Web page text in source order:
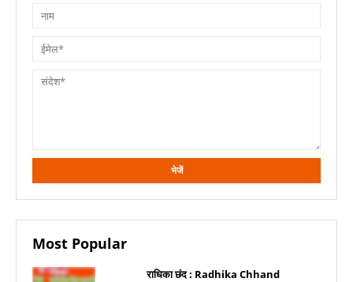
Most Popular
राधिका छंद : Radhika Chhand